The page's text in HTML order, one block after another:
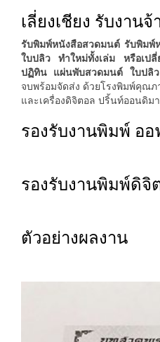
เลี่ยงเชียง รับงาน
รับพิมพ์หนังสือสวดมนต์ รับพิมพ์
ใบปลิว ทำใหม่ทั้งเล่ม หรือเป
ปฏิทิน แผ่นพับสวดมนต์ ใบปลิว
จบพร้อมจัดส่ง ด้วยโรงพิมพ์คุณภ
และเครื่องดิจิตอล ปริ้นท์ออนดิม
รองรับงานพิมพ์ ออ
รองรับงานพิมพ์ดิจิ
ตัวอย่างผลงาน